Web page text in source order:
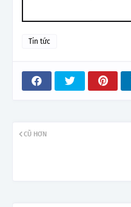
Tin tức
CŨ HƠN